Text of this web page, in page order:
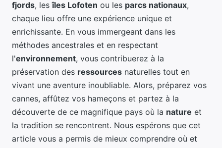
fjords, lesîles Lofoten ou les parcs nationaux,
chaque lieu offre une expérience unique et
enrichissante. En vous immergeant dans les
méthodes ancestrales et en respectant
l'environnement, vous contribuerez à la
préservation des ressources naturelles tout en
vivant une aventure inoubliable. Alors, préparez vos
cannes, affûtez vos hameçons et partez à la
découverte de ce magnifique pays où la nature et
la tradition se rencontrent. Nous espérons que cet
article vous a permis de mieux comprendre où et